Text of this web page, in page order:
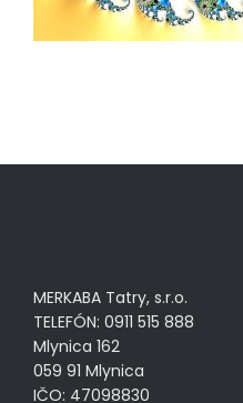
MERKABA Tatry, s.r.o.
TELEFÓN: 0911 515 888
Mlynica 162
059 91 Mlynica
IČO: 47098830